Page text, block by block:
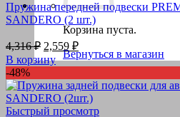
Корзина пуста.
Вернуться в магазин
Пружина передней подвески
SANDERO (2 шт.)
4,316₽ Первоначальная
цена
составляла
4,316 ₽.
2,559 ₽Текущая
цена:
В корзину
-48%
Быстрый просмотр